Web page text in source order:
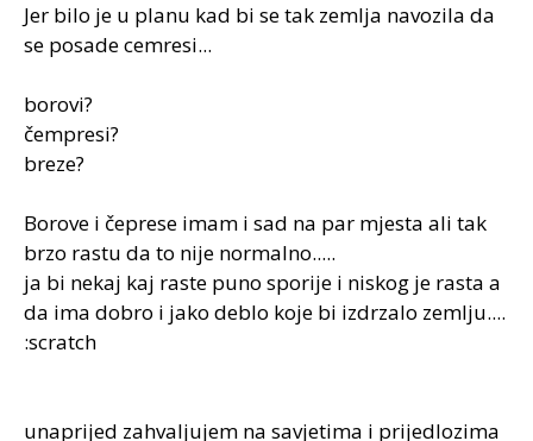
Jer bilo je u planu kad bi se tak zemlja navozila da
se posade cemresi...
borovi?
čempresi?
breze?
Borove i čeprese imam i sad na par mjesta ali tak
brzo rastu da to nije normalno.....
ja bi nekaj kaj raste puno sporije i niskog je rasta a
da ima dobro i jako deblo koje bi izdrzalo zemlju....
:scratch
unaprijed zahvaljujem na savjetima i prijedlozima